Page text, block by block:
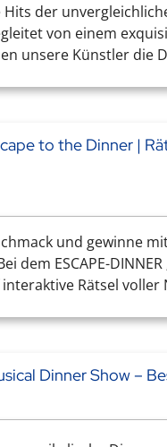
Hits der
von einem
unsere Künstler die
to the Dinner |
und gewinne
dem ESCAPE-
Rätsel voller
Dinner Show –